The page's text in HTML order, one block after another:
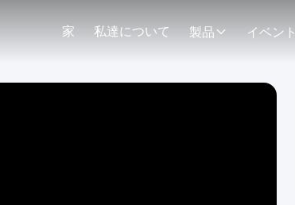
家 私達について 製品 イベント